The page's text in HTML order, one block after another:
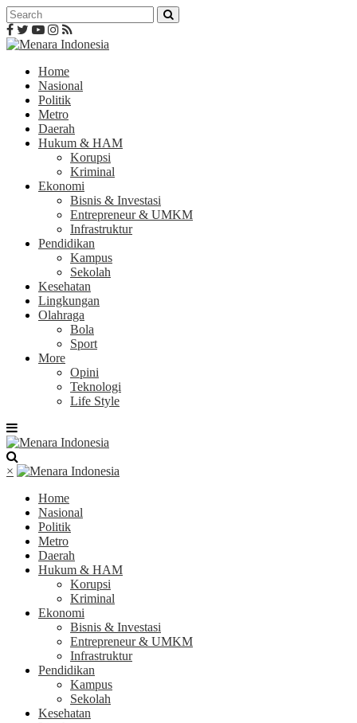
Home
Nasional
Politik
Metro
Daerah
Hukum & HAM
Korupsi
Kriminal
Ekonomi
Bisnis & Investasi
Entrepreneur & UMKM
Infrastruktur
Pendidikan
Kampus
Sekolah
Kesehatan
Lingkungan
Olahraga
Bola
Sport
More
Opini
Teknologi
Life Style
×
Home
Nasional
Politik
Metro
Daerah
Hukum & HAM
Korupsi
Kriminal
Ekonomi
Bisnis & Investasi
Entrepreneur & UMKM
Infrastruktur
Pendidikan
Kampus
Sekolah
Kesehatan